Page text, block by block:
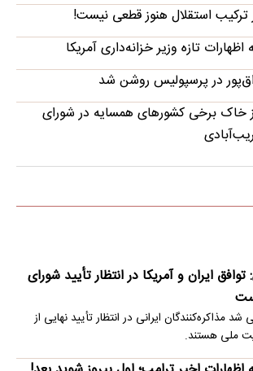
استقلال هنوز قطعی نیست!
تازه وزیر خزانه‌داری آمریکا
در پرسپولیس روشن شد
خاک برخی کشورهای همسایه در شورای
ایران و آمریکا در انتظار تأیید شورای
مذاکره‌کنندگان ایرانی در انتظار تأیید نهایی از
ملی هستند.